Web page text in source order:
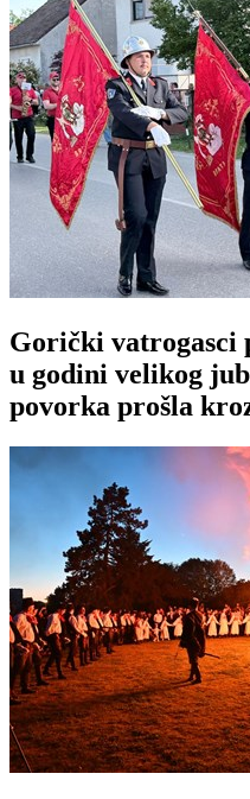
Gorički
u godini velikog
povorka prošla